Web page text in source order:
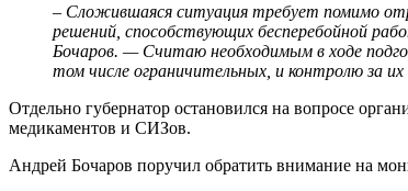
– Сложившаяся ситуация требует помимо
решений, способствующих бесперебойной
Бочаров. — Считаю необходимым в ходе
том числе ограничительных, и контролю за их
Отдельно губернатор остановился на вопросе
медикаментов и СИЗов.
Андрей Бочаров поручил обратить внимание на